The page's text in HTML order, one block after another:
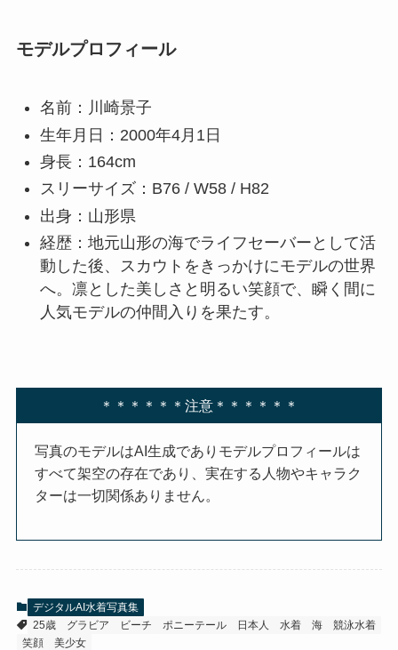
モデルプロフィール
名前：川崎景子
生年月日：2000年4月1日
身長：164cm
スリーサイズ：B76 / W58 / H82
出身：山形県
経歴：地元山形の海でライフセーバーとして活
動した後、スカウトをきっかけにモデルの世界
へ。凛とした美しさと明るい笑顔で、瞬く間に
人気モデルの仲間入りを果たす。
＊＊＊＊＊＊注意＊＊＊＊＊＊
写真のモデルはAI生成でありモデルプロフィールは
すべて架空の存在であり、実在する人物やキャラク
ターは一切関係ありません。
デジタルAI水着写真集
25歳
グラビア ビーチ ポニーテール 日本人 水着 海
競泳水着
笑顔
美少女